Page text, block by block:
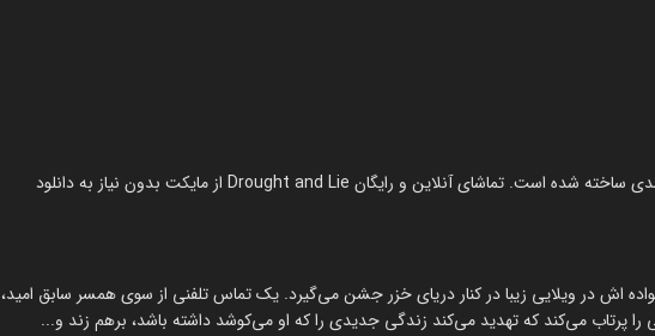
اش در ویلایی زیبا در کنار دریای خزر جشن می‌گیرد. یک تماس تلفنی از سوی همسر سابق امید،
را پرتاب می‌کند که تهدید می‌کند زندگی جدیدی را که او می‌کوشد داشته باشد، برهم زند و...